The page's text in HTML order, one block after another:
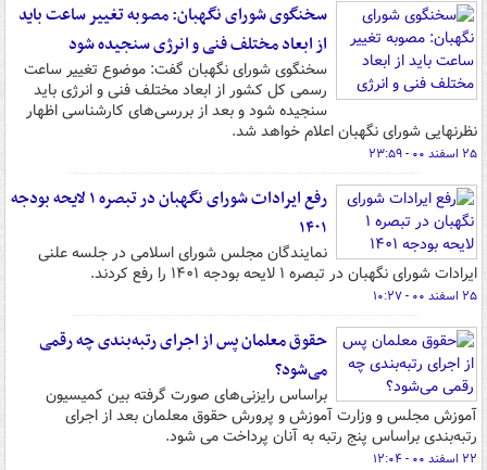
سخنگوی شورای نگهبان: مصوبه تغییر ساعت باید
از ابعاد مختلف فنی و انرژی سنجیده شود
سخنگوی شورای نگهبان گفت: موضوع تغییر ساعت
رسمی کل کشور از ابعاد مختلف فنی و انرژی باید
سنجیده شود و بعد از بررسی‌های کارشناسی اظهار
نظرنهایی شورای نگهبان اعلام خواهد شد.
۲۵ اسفند ۰۰ - ۲۳:۵۹
رفع ایرادات شورای نگهبان در تبصره ۱ لایحه بودجه
۱۴۰۱
نمایندگان مجلس شورای اسلامی در جلسه علنی
ایرادات شورای نگهبان در تبصره ۱ لایحه بودجه ۱۴۰۱ را رفع کردند.
۲۵ اسفند ۰۰ - ۱۰:۲۷
حقوق معلمان پس از اجرای رتبه‌بندی چه رقمی
می‌شود؟
براساس رایزنی‌های صورت گرفته بین کمیسیون
آموزش مجلس و وزارت آموزش و پرورش حقوق معلمان بعد از اجرای
رتبه‌بندی براساس پنج رتبه به آنان پرداخت می ‌شود.
۲۲ اسفند ۰۰ - ۱۲:۰۴